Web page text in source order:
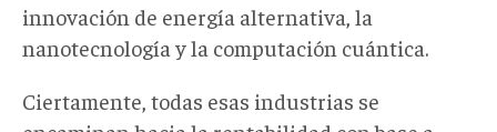
innovación de energía alternativa, la
nanotecnología y la computación cuántica.
Ciertamente, todas esas industrias se